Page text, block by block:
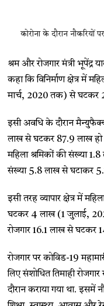
कोरोना के दौरान नौकरियों
श्रम और रोजगार मंत्री भूपेंद्र
कहा कि विनिर्माण क्षेत्र में
मार्च, 2020 तक) से घटकर
इसी अवधि के दौरान
लाख से घटकर 87.9 लाख हो
महिला श्रमिकों की संख्या
संख्या 5.8 लाख से घटाकर
इसी तरह व्यापार क्षेत्र में
घटकर 4 लाख (1 जुलाई,
रोजगार 16.1 लाख से घटकर
रोजगार पर कोविड-19
लिए संशोधित तिमाही रोजगार
दौरान कराया गया था. इसमें नौ